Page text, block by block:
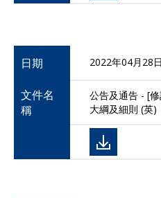
日期 2022年04月28日
文件名
稱
公告及通告 - [
大綱及細則 (英)